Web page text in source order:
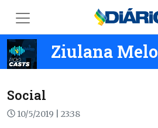
Ziulana Melo
Social
10/5/2019 | 23:38